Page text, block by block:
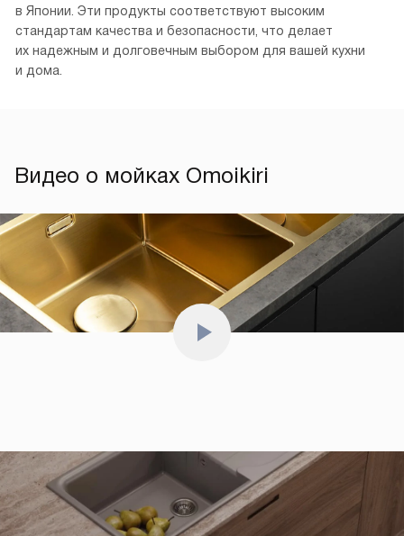
в Японии. Эти продукты соответствуют высоким
стандартам качества и безопасности, что делает
их надежным и долговечным выбором для вашей кухни
и дома.
Видео о мойках Omoikiri